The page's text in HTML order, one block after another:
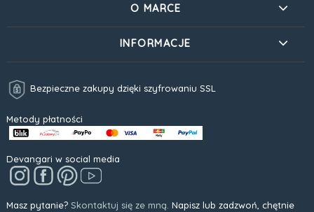
O MARCE
INFORMACJE
Bezpieczne zakupy dzięki szyfrowaniu SSL
Metody płatności
Devangari w social media
Masz pytanie? Skontaktuj się ze mną. Napisz lub zadzwoń, chętnie